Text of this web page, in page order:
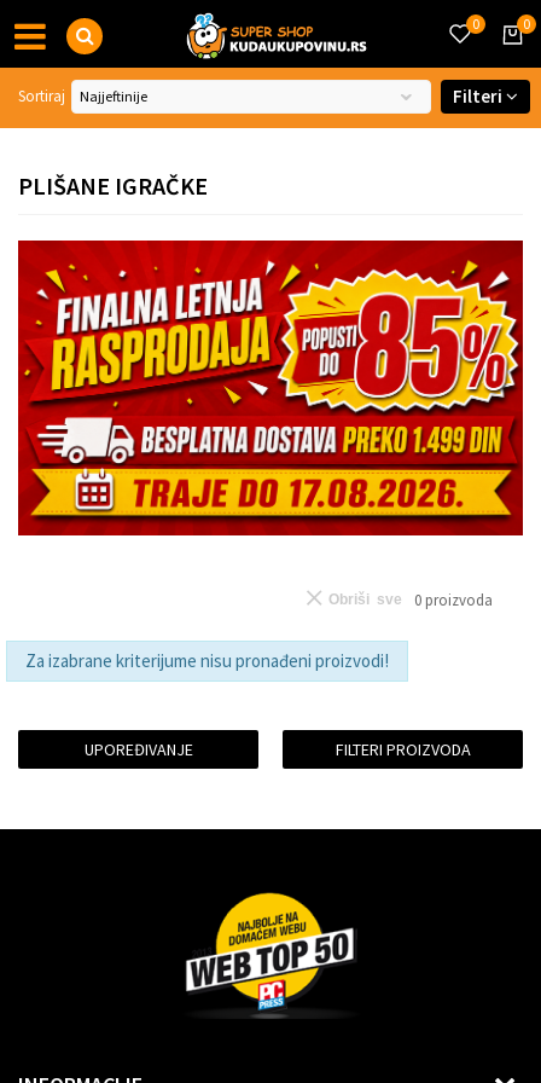
0
0
PLIŠANE IGRAČKE
Sortiraj Filteri
0 proizvoda
Obriši sve
Za izabrane kriterijume nisu pronađeni proizvodi!
UPOREĐIVANJE FILTERI PROIZVODA